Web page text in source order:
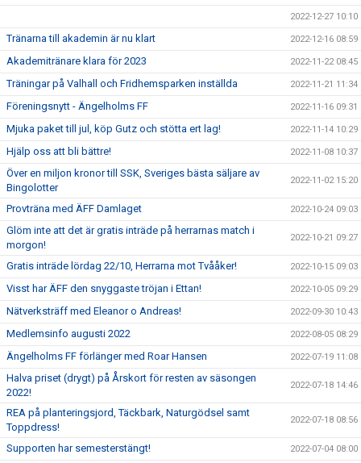
2022-12-27 10:10
Tränarna till akademin är nu klart 2022-12-16 08:59
Akademitränare klara för 2023 2022-11-22 08:45
Träningar på Valhall och Fridhemsparken inställda 2022-11-21 11:34
Föreningsnytt - Ängelholms FF 2022-11-16 09:31
Mjuka paket till jul, köp Gutz och stötta ert lag! 2022-11-14 10:29
Hjälp oss att bli bättre! 2022-11-08 10:37
Över en miljon kronor till SSK, Sveriges bästa säljare av
Bingolotter
2022-11-02 15:20
Provträna med ÄFF Damlaget 2022-10-24 09:03
Glöm inte att det är gratis inträde på herrarnas match i
morgon!
2022-10-21 09:27
Gratis inträde lördag 22/10, Herrarna mot Tvååker! 2022-10-15 09:03
Visst har ÄFF den snyggaste tröjan i Ettan! 2022-10-05 09:29
Nätverksträff med Eleanor o Andreas! 2022-09-30 10:43
Medlemsinfo augusti 2022 2022-08-05 08:29
Ängelholms FF förlänger med Roar Hansen 2022-07-19 11:08
Halva priset (drygt) på Årskort för resten av säsongen
2022!
2022-07-18 14:46
REA på planteringsjord, Täckbark, Naturgödsel samt
Toppdress!
2022-07-18 08:56
Supporten har semesterstängt! 2022-07-04 08:00